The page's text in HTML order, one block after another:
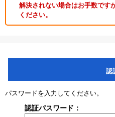
解決されない場合はお手数です
ください。
認
パスワードを入力してください。
認証パスワード：